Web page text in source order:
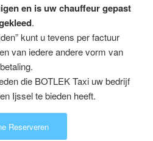
en is uw chauffeur gepast
.
kunt u tevens per factuur
van iedere andere vorm van
betaling.
die BOTLEK Taxi uw bedrijf
Ijssel te bieden heeft.
Reserveren